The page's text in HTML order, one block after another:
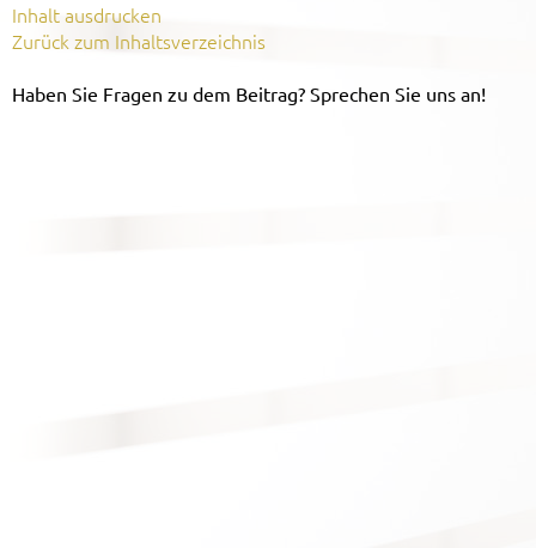
Inhalt ausdrucken
Zurück zum Inhaltsverzeichnis
Haben Sie Fragen zu dem Beitrag? Sprechen Sie uns an!